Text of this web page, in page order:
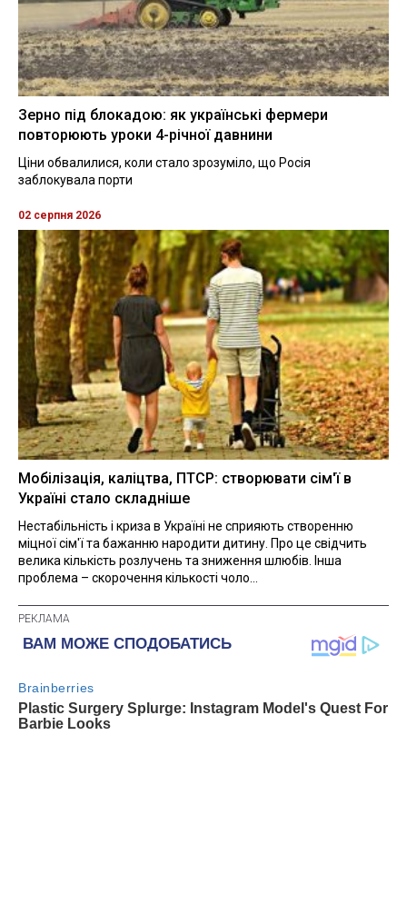
Зерно під блокадою: як українські фермери
повторюють уроки 4-річної давнини
Ціни обвалилися, коли стало зрозуміло, що Росія
заблокувала порти
02 серпня 2026
Мобілізація, каліцтва, ПТСР: створювати сім'ї в
Україні стало складніше
Нестабільність і криза в Україні не сприяють створенню
міцної сім'ї та бажанню народити дитину. Про це свідчить
велика кількість розлучень та зниження шлюбів. Інша
проблема – скорочення кількості чоло...